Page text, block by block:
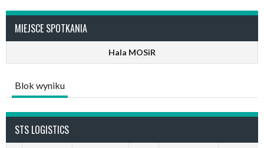
MIEJSCE SPOTKANIA
Hala MOSiR
Blok wyniku
STS LOGISTICS